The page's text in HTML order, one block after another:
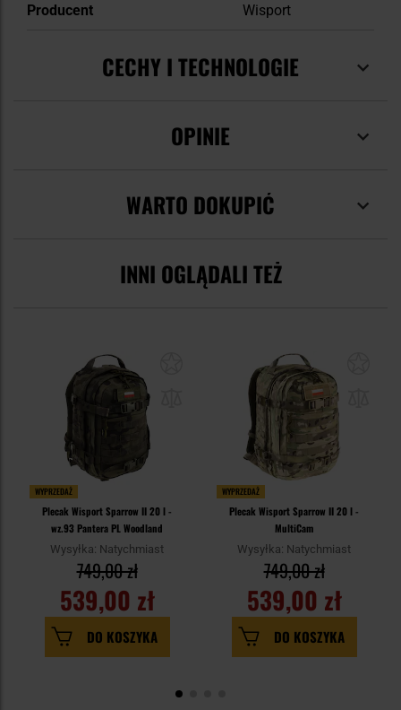
Producent Wisport
CECHY I TECHNOLOGIE
OPINIE
WARTO DOKUPIĆ
INNI OGLĄDALI TEŻ
WYPRZEDAŻ
Plecak Wisport Sparrow II 20 l -
wz.93 Pantera PL Woodland
Wysyłka: Natychmiast
539,00 zł
749,00 zł
DO KOSZYKA
WYPRZEDAŻ
Plecak Wisport Sparrow II 20 l -
MultiCam
Wysyłka: Natychmiast
539,00 zł
749,00 zł
DO KOSZYKA